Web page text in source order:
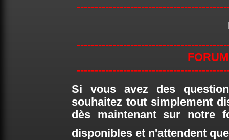
Si vous avez des
souhaitez tout simplement
dès maintenant sur notre
disponibles et n'attendent